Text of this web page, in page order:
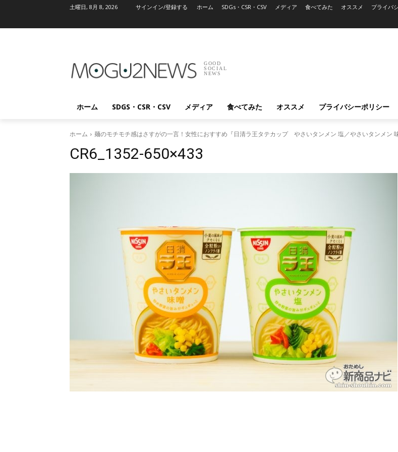
土曜日, 8月 8, 2026 サインイン/登録する ホーム SDGs・CSR・CSV メディア 食べてみた オススメ プライバ
GOOD
SOCIAL
NEWS
ホーム SDGS・CSR・CSV メディア 食べてみた オススメ プライバシーポリシー
ホーム 麺のモチモチ感はさすがの一言！女性におすすめ『日清ラ王タテカップ やさいタンメン 塩／やさいタンメン
CR6_1352-650×433